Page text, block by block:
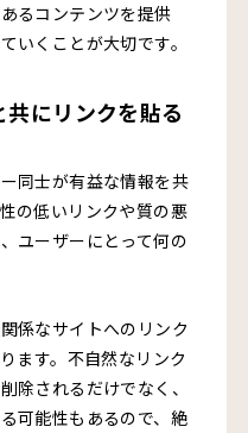
るコンテンツを提供
いくことが大切です。
にリンクを貼る
同士が有益な情報を共
の低いリンクや質の悪
ユーザーにとって何の
係なサイトへのリンク
ます。不自然なリンク
除されるだけでなく、
可能性もあるので、絶